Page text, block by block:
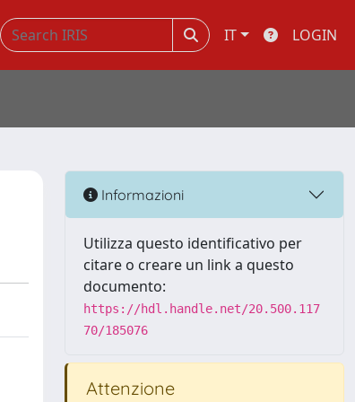
IT LOGIN
Informazioni
Utilizza questo identificativo per
citare o creare un link a questo
documento:
https://hdl.handle.net/20.500.117
70/185076
Attenzione